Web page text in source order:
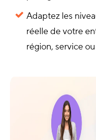
Adaptez les
réelle de votre
région, service